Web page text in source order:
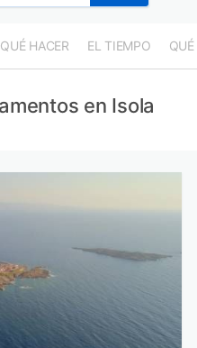
QUÉ HACER EL TIEMPO QUÉ
en Isola